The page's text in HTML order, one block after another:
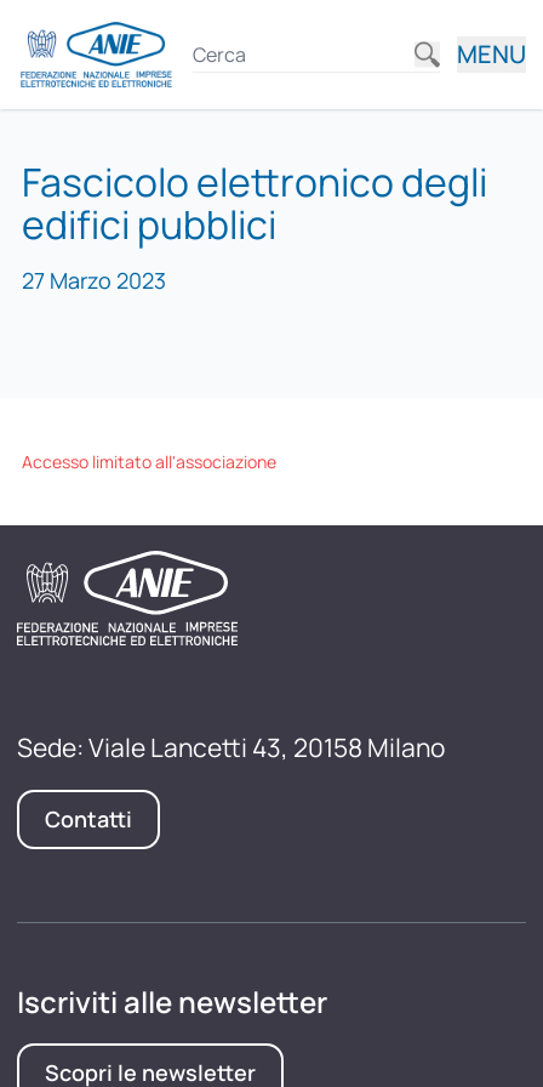
MENU
Fascicolo elettronico degli
edifici pubblici
27 Marzo 2023
Accesso limitato all'associazione
Sede: Viale Lancetti 43, 20158 Milano
Contatti
Iscriviti alle newsletter
Scopri le newsletter